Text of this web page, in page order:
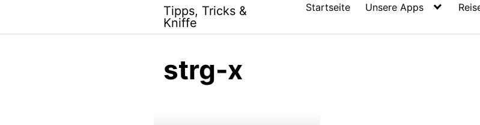
content
Tipps, Tricks &
Kniffe
Startseite Unsere Apps
strg-x